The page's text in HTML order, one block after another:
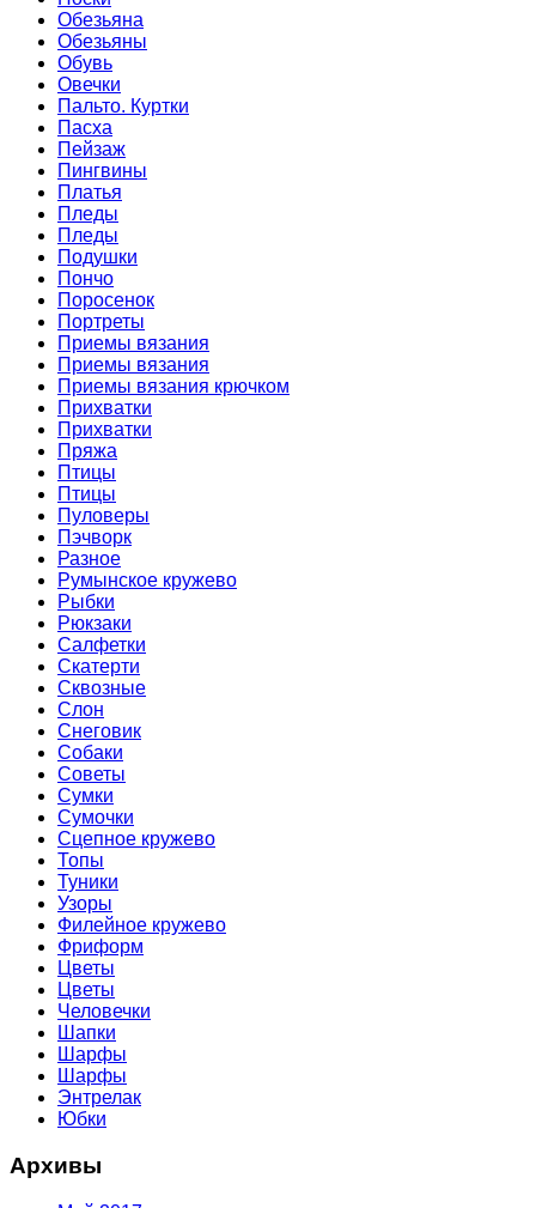
Обезьяна
Обезьяны
Обувь
Овечки
Пальто. Куртки
Пасха
Пейзаж
Пингвины
Платья
Пледы
Пледы
Подушки
Пончо
Поросенок
Портреты
Приемы вязания
Приемы вязания
Приемы вязания крючком
Прихватки
Прихватки
Пряжа
Птицы
Птицы
Пуловеры
Пэчворк
Разное
Румынское кружево
Рыбки
Рюкзаки
Салфетки
Скатерти
Сквозные
Слон
Снеговик
Собаки
Советы
Сумки
Сумочки
Сцепное кружево
Топы
Туники
Узоры
Филейное кружево
Фриформ
Цветы
Цветы
Человечки
Шапки
Шарфы
Шарфы
Энтрелак
Юбки
Архивы